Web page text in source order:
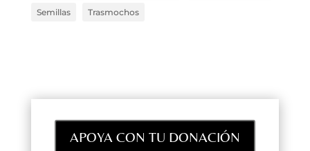
Semillas Trasmochos
APOYA CON TU DONACIÓN